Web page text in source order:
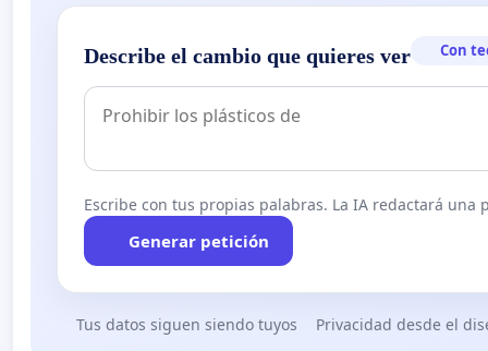
Describe el cambio que quieres ver Con
Escribe con tus propias palabras. La IA redactará una
Generar petición
Tus datos siguen siendo tuyos Privacidad desde el